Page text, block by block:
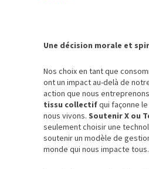
Une décision morale et
Nos choix en tant que
ont un impact au-delà de
action que nous
tissu collectifqui façonne
nous vivons. Soutenir X ou
seulement choisir une
soutenir un modèle de
monde qui nous impacte tous.